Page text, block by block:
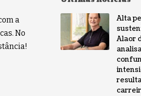
a
No
Alta
Alaor